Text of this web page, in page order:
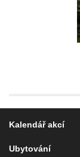
Kalendář akcí
Ubytování